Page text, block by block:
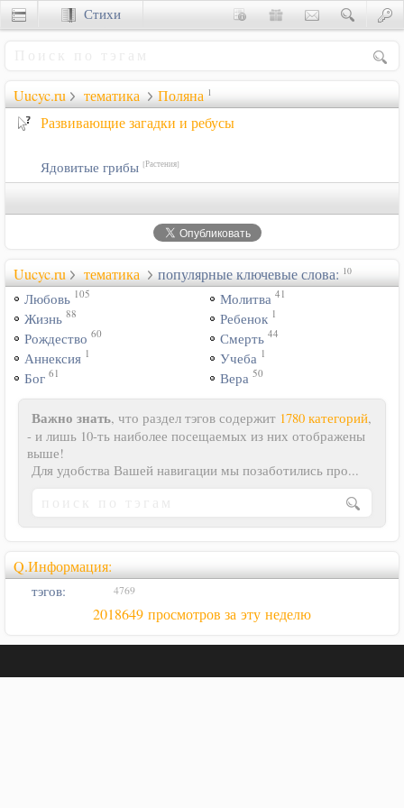
Uucyc.ru тематика Поляна 1
Развивающие загадки и ребусы
Ядовитые грибы [Растения]
Uucyc.ru тематика популярные ключевые слова: 10
Любовь 105
Жизнь 88
Рождество 60
Аннексия 1
Бог 61
Молитва 41
Ребенок 1
Смерть 44
Учеба 1
Вера 50
Важно знать, что раздел тэгов содержит 1780 категорий,
- и лишь 10-ть наиболее посещаемых из них отображены
выше!
Для удобства Вашей навигации мы позаботились про...
Q.Информация:
тэгов: 4769
2018649 просмотров за эту неделю
Стихи